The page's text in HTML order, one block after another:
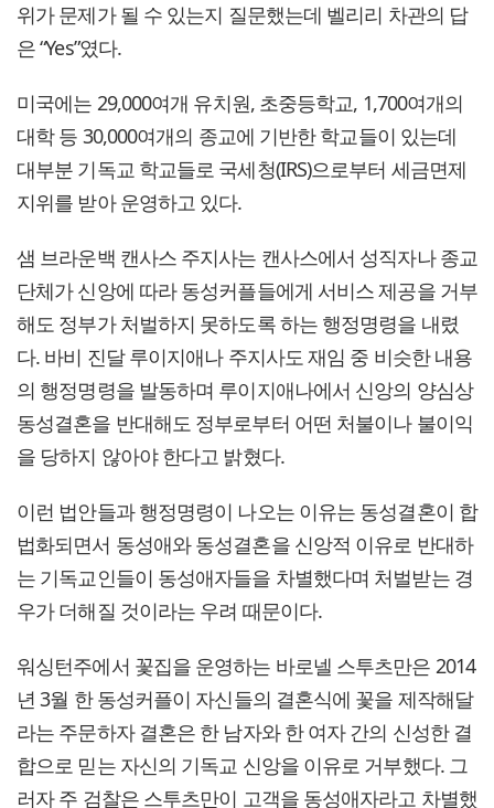
위가 문제가 될 수 있는지 질문했는데 벨리리 차관의 답
은 “Yes”였다.
미국에는 29,000여개 유치원, 초중등학교, 1,700여개의
대학 등 30,000여개의 종교에 기반한 학교들이 있는데
대부분 기독교 학교들로 국세청(IRS)으로부터 세금면제
지위를 받아 운영하고 있다.
샘 브라운백 캔사스 주지사는 캔사스에서 성직자나 종교
단체가 신앙에 따라 동성커플들에게 서비스 제공을 거부
해도 정부가 처벌하지 못하도록 하는 행정명령을 내렸
다. 바비 진달 루이지애나 주지사도 재임 중 비슷한 내용
의 행정명령을 발동하며 루이지애나에서 신앙의 양심상
동성결혼을 반대해도 정부로부터 어떤 처불이나 불이익
을 당하지 않아야 한다고 밝혔다.
이런 법안들과 행정명령이 나오는 이유는 동성결혼이 합
법화되면서 동성애와 동성결혼을 신앙적 이유로 반대하
는 기독교인들이 동성애자들을 차별했다며 처벌받는 경
우가 더해질 것이라는 우려 때문이다.
워싱턴주에서 꽃집을 운영하는 바로넬 스투츠만은 2014
년 3월 한 동성커플이 자신들의 결혼식에 꽃을 제작해달
라는 주문하자 결혼은 한 남자와 한 여자 간의 신성한 결
합으로 믿는 자신의 기독교 신앙을 이유로 거부했다. 그
러자 주 검찰은 스투츠만이 고객을 동성애자라고 차별했